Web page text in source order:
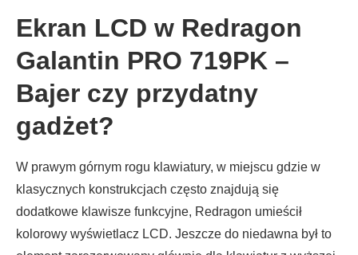
Ekran LCD w Redragon
Galantin PRO 719PK –
Bajer czy przydatny
gadżet?
W prawym górnym rogu klawiatury, w miejscu gdzie w
klasycznych konstrukcjach często znajdują się
dodatkowe klawisze funkcyjne, Redragon umieścił
kolorowy wyświetlacz LCD. Jeszcze do niedawna był to